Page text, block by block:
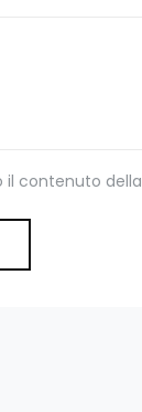
contenuto della